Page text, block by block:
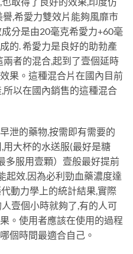
,希愛力雙效片能夠風靡市
分是由20毫克希愛力+60毫
的. 希愛力是良好的助勃產
者的混合,起到了壹個延時
果。這種混合片在國內目前
以在國內銷售的這種混合
泄的藥物,按需即有需要的
用大杯的水送服(最好是糖
多服用壹顆）壹般最好提前
起效.因為必利勁血藥濃度達
動力學上的統計結果,實際
壹個小時就夠了,有的人可
。使用者應該在使用的過程
個時間最適合自己。